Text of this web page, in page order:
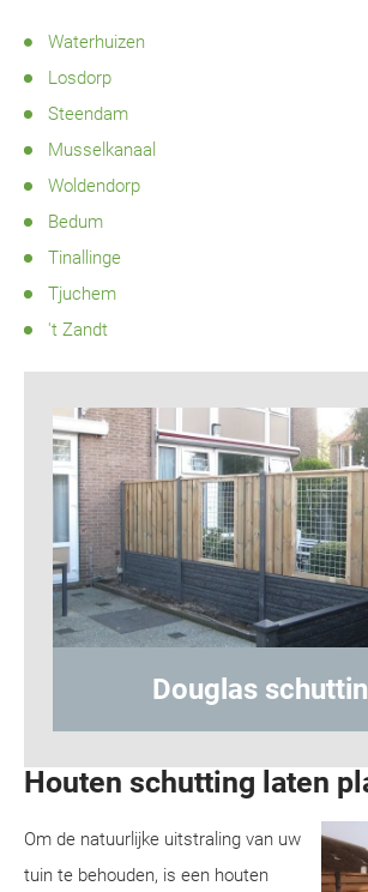
Waterhuizen
Losdorp
Steendam
Musselkanaal
Woldendorp
Bedum
Tinallinge
Tjuchem
't Zandt
Hout-
Houten schutting laten
Om de natuurlijke uitstraling van uw
tuin te behouden, is een houten